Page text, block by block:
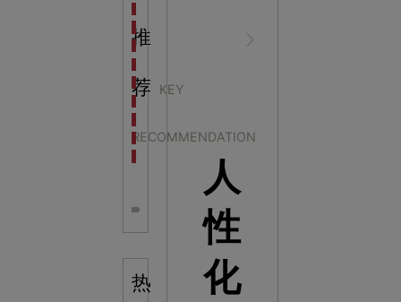
CENTER
推
荐 KEY
RECOMMENDATION
非遗文化展厅设计要点：展厅布局策展技巧和创新元
航空航天科技馆设计思路：如何设计促进公众的兴趣
目前科技馆的展示内容主要包含哪些几个方面？
全息体验馆设计：打造身临其境的奇妙世界
热
人
性
化